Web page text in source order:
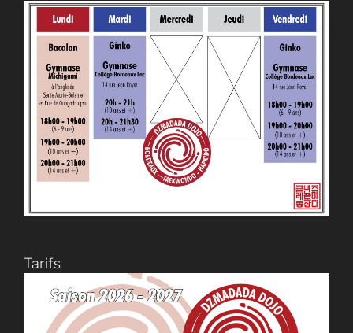
Tarifs